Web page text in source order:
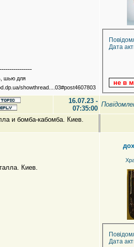
шью для
showthread....03#post4607803
Дата
16.07.23 -
07:35:00
и бомба-кабомба. Киев.
Киев.
Дата